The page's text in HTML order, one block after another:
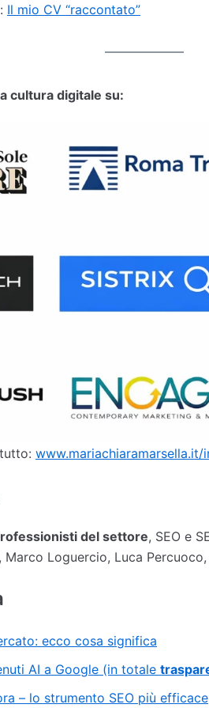
Il mio CV “raccontato”
cultura digitale su:
del settore, SEO e
Marco Loguercio, Luca
ecco cosa significa
AI a Google (in totale
– lo strumento SEO più efficace